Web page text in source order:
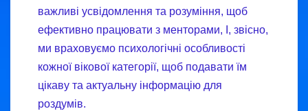
важливі усвідомлення та розуміння, щоб
ефективно працювати з менторами, І, звісно,
ми враховуємо психологічні особливості
кожної вікової категорії, щоб подавати їм
цікаву та актуальну інформацію для
роздумів.